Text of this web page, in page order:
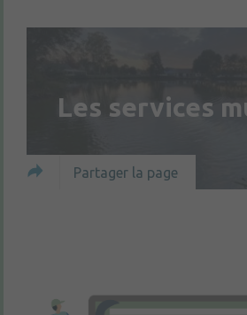
Les services
Partager la page